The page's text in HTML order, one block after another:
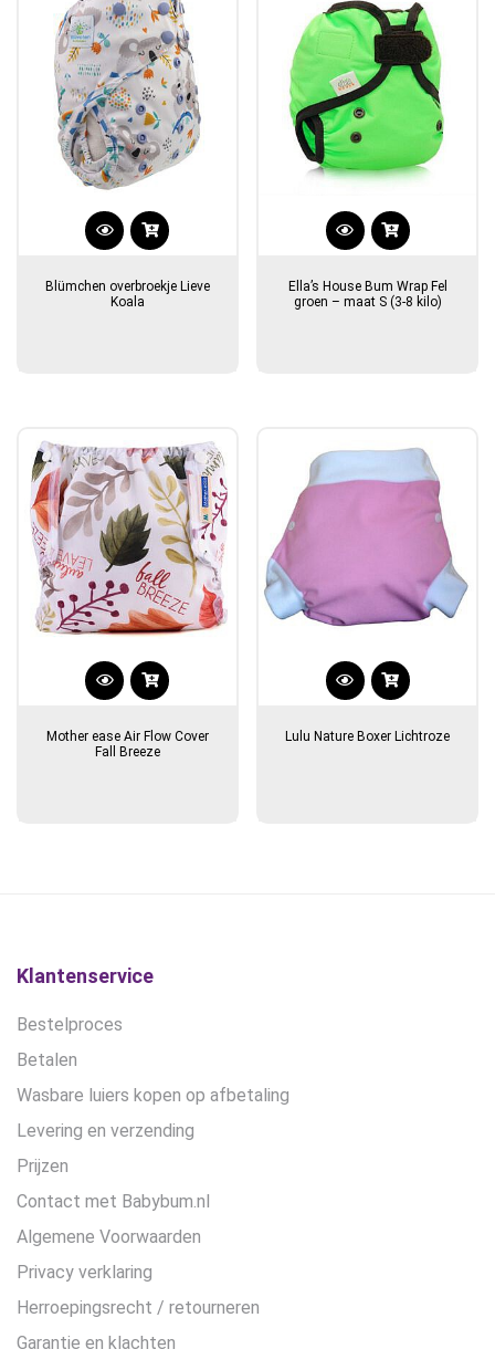
Blümchen overbroekje Lieve
Koala
Ella’s House Bum Wrap Fel
groen – maat S (3-8 kilo)
Mother ease Air Flow Cover
Fall Breeze
Lulu Nature Boxer Lichtroze
Klantenservice
Bestelproces
Betalen
Wasbare luiers kopen op afbetaling
Levering en verzending
Prijzen
Contact met Babybum.nl
Algemene Voorwaarden
Privacy verklaring
Herroepingsrecht / retourneren
Garantie en klachten